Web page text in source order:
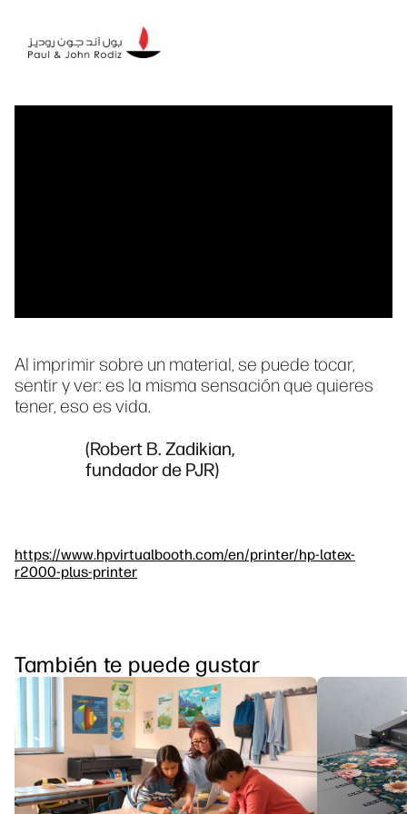
Al imprimir sobre un material, se puede tocar,
sentir y ver: es la misma sensación que quieres
tener, eso es vida.
(Robert B. Zadikian,
fundador de PJR)
https://www.hpvirtualbooth.com/en/printer/hp-latex-
r2000-plus-printer
También te puede gustar